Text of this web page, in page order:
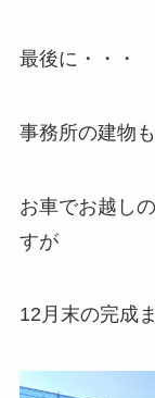
最後に・・・
事務所の建物
お車でお越し
すが
12月末の完成